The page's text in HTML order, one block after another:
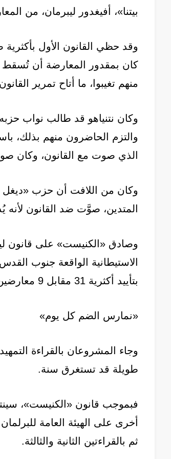
بيتنا»، أفيغدور ليبرمان، من
منهم تغيبوا، ما أتاح تمرير
وكان نتنياهو قد طالب نواب
والتزم الحاضرون منهم بذلك،
الذي صوت مع القانون، وكان
وكان من اللافت أن حزب «ديغل
المتدين، صوَّت ضد القانون لأنه
وصادق «الكنيست» على قانون
الاستيطانية الواقعة جنوب
بتأييد أكثرية 31 مقابل 9 معارضين.
«نمارس الضم كل يوم»
وجاء المشروعان بالقراءة
طويلة قد تستغرق سنة.
فبموجب قانون «الكنيست»،
أخرى على الهيئة العامة
ثم بالقراءتين الثانية والثالثة.